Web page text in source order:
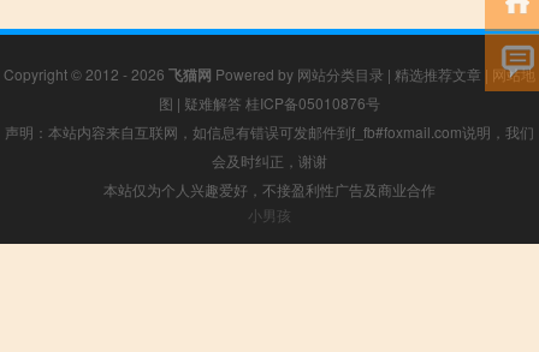
Copyright © 2012 - 2026 飞猫网 Powered by 网站分类目录 | 精选推荐文章 | 网站地
图 | 疑难解答 桂ICP备05010876号
声明：本站内容来自互联网，如信息有错误可发邮件到f_fb#foxmail.com说明，我们
会及时纠正，谢谢
本站仅为个人兴趣爱好，不接盈利性广告及商业合作
小男孩